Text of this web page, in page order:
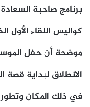
برنامج صاحبة
كواليس اللقاء الأول
موضحة أن حفل
الانطلاق لبداية قصة
في ذلك المكان